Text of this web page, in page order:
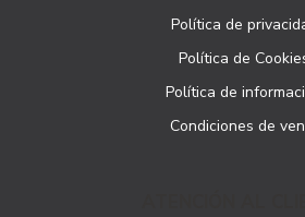
Política de
Política de
Política de
Condiciones de